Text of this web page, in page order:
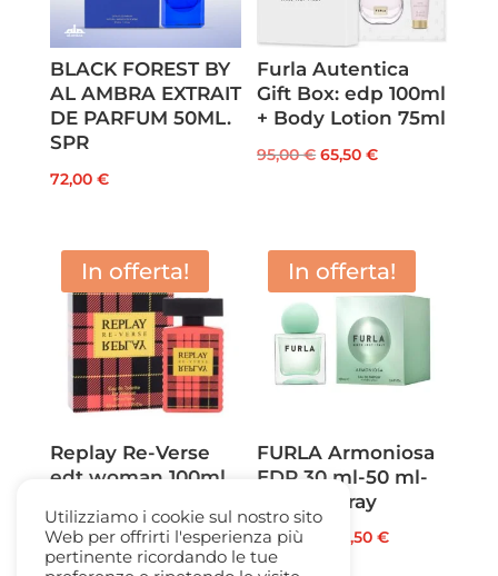
BLACK FOREST BY
AL AMBRA EXTRAIT
DE PARFUM 50ML.
SPR
72,00 €
Furla Autentica
Gift Box: edp 100ml
+ Body Lotion 75ml
95,00€ Il
95,00 €.
65,50€Il
65,50 €.
In offerta!
Replay Re-Verse
edt woman 100ml.
45,00€ Il
prezzo
12,50€Il
prezzo
In offerta!
FURLA Armoniosa
EDP 30 ml-50 ml-
100 ml spray
37,00 64,50€Fascia
Utilizziamo i cookie sul nostro sito
Web per offrirti l'esperienza più
pertinente ricordando le tue